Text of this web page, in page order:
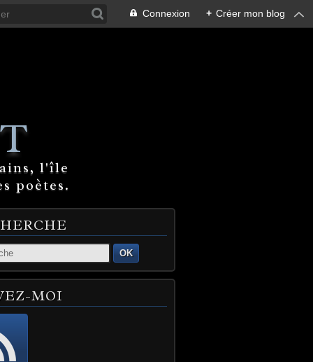
Connexion + Créer mon blog
l'île
poètes.
OK
MOI